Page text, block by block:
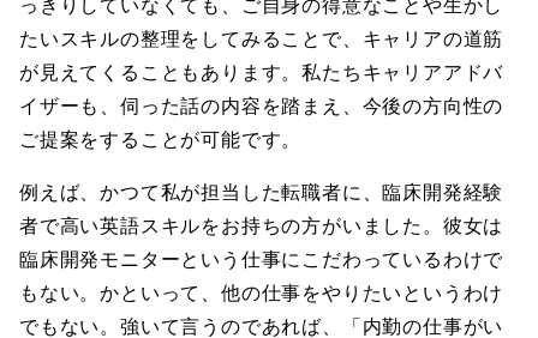
っきりしていなくても、ご自身の得意なことや生かし
たいスキルの整理をしてみることで、キャリアの道筋
が見えてくることもあります。私たちキャリアアドバ
イザーも、伺った話の内容を踏まえ、今後の方向性の
ご提案をすることが可能です。
例えば、かつて私が担当した転職者に、臨床開発経験
者で高い英語スキルをお持ちの方がいました。彼女は
臨床開発モニターという仕事にこだわっているわけで
もない。かといって、他の仕事をやりたいというわけ
でもない。強いて言うのであれば、「内勤の仕事がい